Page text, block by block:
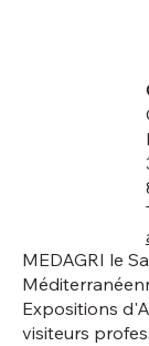
MEDAGRI le
Expositions
visiteurs